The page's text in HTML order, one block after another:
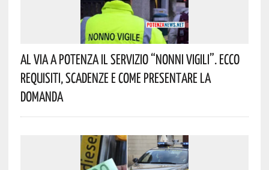
Al Via A Potenza Il Servizio “Nonni Vigili”. Ecco
Requisiti, Scadenze E Come Presentare La
Domanda